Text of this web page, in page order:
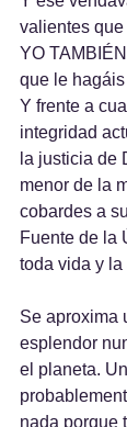
valientes
YO
que le
Y frente a
integridad
la justicia de
menor de la
cobardes a
Fuente de la
toda vida y la
Se aproxima
esplendor
el planeta.
nada porque